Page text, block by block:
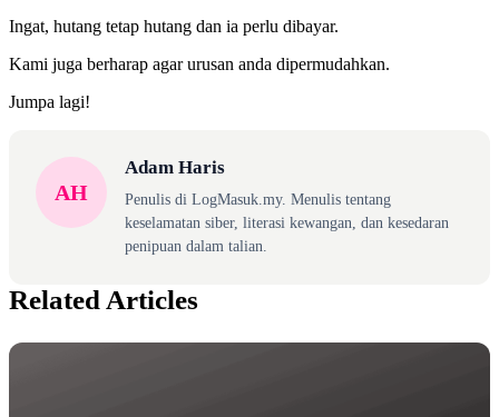
Ingat, hutang tetap hutang dan ia perlu dibayar.
Kami juga berharap agar urusan anda dipermudahkan.
Jumpa lagi!
AH
Adam Haris
Penulis di LogMasuk.my. Menulis tentang
keselamatan siber, literasi kewangan, dan kesedaran
penipuan dalam talian.
Related Articles